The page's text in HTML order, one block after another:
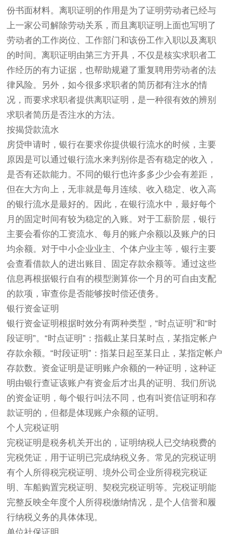
份书面材料。离职证明的作用是为了证明劳动者已经与
上一家公司解除劳动关系，而且离职证明上面也写明了
劳动者的工作岗位、工作部门和该份工作入职以及离职
的时间。离职证明由第三方开具，不仅是核实求职者工
作经历的有力证据，也帮助规避了重复聘用劳动者的法
律风险。另外，如今很多求职者的简历都有注水的情
况，而要求求职者提供离职证明，是一种很有效的辨别
求职者简历是否注水的方法。
按揭贷款流水
房贷申请时，银行在要求你提供银行流水的时候，主要
原因是可以通过银行流水来判别你是否有稳定的收入，
是否有还款能力。不同的银行也许多多少少会有差距，
但在大方向上，无非就是每月连续、收入稳定、收入高
的银行流水是最好的。因此，在银行流水中，最好每个
月的固定时间有较为稳定的入账。对于工薪阶层，银行
主要会看你的工资流水、每月的账户余额以及账户的日
均余额。对于中小企业业主、个体户业主等，银行主要
会查看借款人的进出账目、固定存款余额等。通过这些
信息再根据银行自有的模型测算你一个月的可自由支配
的款项，审查你是否能够按时偿还债务。
银行资金证明
银行资金证明根据时效分有两种类型，“时点证明”和“时
段证明”。“时点证明”：指截止某日某时点，某指定帐户
存款余额。“时段证明”：指某日起至某日止，某指定帐户
存款数。资金证明是证明账户余额的一种证明，这种证
明由银行查证该账户有资金后才出具的证明、我们所说
的资金证明，每个银行叫法不同，也有叫资信证明和存
款证明的，但都是体现账户余额的证明。
个人完税证明
完税证明是税务机关开出的，证明纳税人已交纳税费的
完税凭证，用于证明已完成纳税义务。常见的完税证明
有个人所得税完税证明、境外公司企业所得税完税证
明、车船购置完税证明、契税完税证明等。完税证明能
完整反映全年度个人所得税缴纳情况，是个人信誉和履
行纳税义务的具体体现。